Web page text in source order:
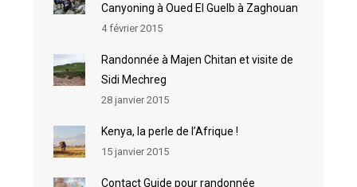
Canyoning à Oued El Guelb à Zaghouan
4 février 2015
Randonnée à Majen Chitan et visite de
Sidi Mechreg
28 janvier 2015
Kenya, la perle de l’Afrique !
15 janvier 2015
Contact Guide pour randonnée